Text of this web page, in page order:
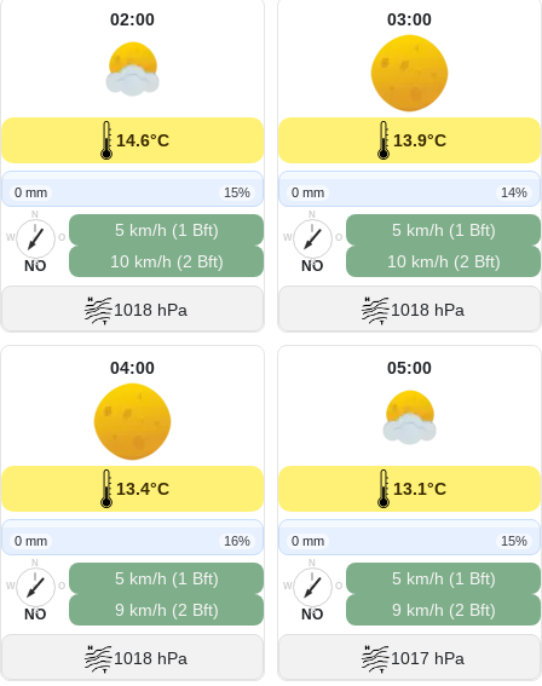
02:00
14.6°C
0 mm 15%
N
O
S
W
NO
5 km/h (1 Bft)
10 km/h (2 Bft)
1018 hPa
03:00
13.9°C
0 mm 14%
N
O
S
W
NO
5 km/h (1 Bft)
10 km/h (2 Bft)
1018 hPa
04:00
13.4°C
0 mm 16%
N
O
S
W
NO
5 km/h (1 Bft)
9 km/h (2 Bft)
1018 hPa
05:00
13.1°C
0 mm 15%
N
O
S
W
NO
5 km/h (1 Bft)
9 km/h (2 Bft)
1017 hPa